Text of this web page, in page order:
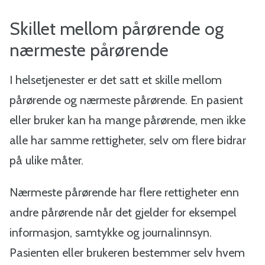
l
k
o
m
m
u
n
e
Skillet mellom pårørende og
nærmeste pårørende
I helsetjenester er det satt et skille mellom
pårørende og nærmeste pårørende. En pasient
eller bruker kan ha mange pårørende, men ikke
alle har samme rettigheter, selv om flere bidrar
på ulike måter.
Nærmeste pårørende har flere rettigheter enn
andre pårørende når det gjelder for eksempel
informasjon, samtykke og journalinnsyn.
Pasienten eller brukeren bestemmer selv hvem